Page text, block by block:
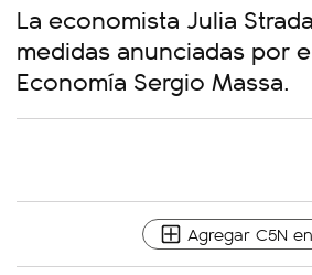
La economista Julia
medidas anunciadas por
Economía Sergio Massa.
Agregar C5N en